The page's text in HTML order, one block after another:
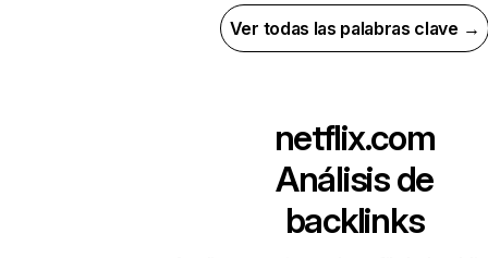
Ver todas las palabras clave →
netflix.com
Análisis de
backlinks